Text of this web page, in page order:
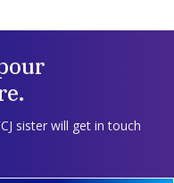
sister will get in touch